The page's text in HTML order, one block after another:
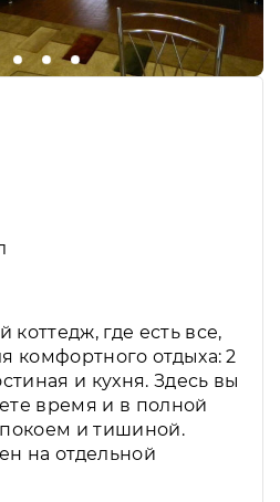
где есть все,
комфортного отдыха: 2
и кухня. Здесь вы
время и в полной
и тишиной.
на отдельной